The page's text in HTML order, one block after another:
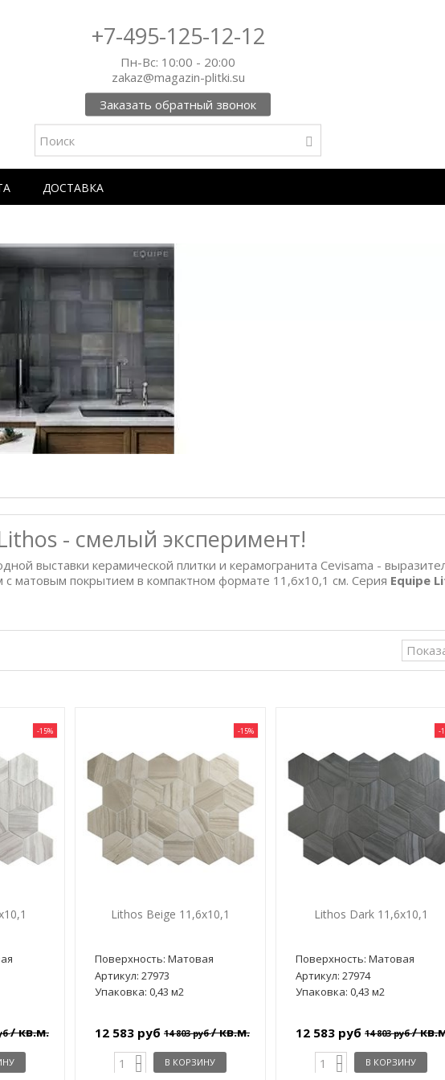
+7-495-125-12-12
Пн-Вс: 10:00 - 20:00
zakaz@magazin-plitki.su
Заказать обратный звонок
ДОСТАВКА
- смелый эксперимент!
выставки керамической плитки и керамогранита Cevisama -
с матовым покрытием в компактном формате 11,6х10,1 см. Серия Equipe
-15%
/ кв.м.
-15%
Lithos Beige 11,6x10,1
Поверхность: Матовая
Артикул: 27973
Упаковка: 0,43 м2
12 583 руб 14 803 руб/ кв.м.
В КОРЗИНУ
-
Lithos Dark 11,6x10,1
Поверхность: Матовая
Артикул: 27974
Упаковка: 0,43 м2
12 583 руб 14 803 руб/
В КОРЗИНУ